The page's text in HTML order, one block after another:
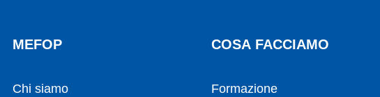
MEFOP
Chi siamo
COSA FACCIAMO
Formazione